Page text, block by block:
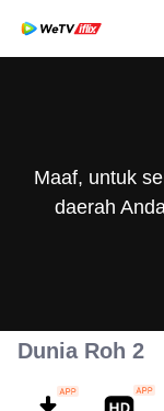
Maaf, untuk
daerah
Dunia Roh 2